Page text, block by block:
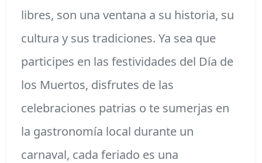
libres, son una ventana a su historia, su
cultura y sus tradiciones. Ya sea que
participes en las festividades del Día de
los Muertos, disfrutes de las
celebraciones patrias o te sumerjas en
la gastronomía local durante un
carnaval, cada feriado es una